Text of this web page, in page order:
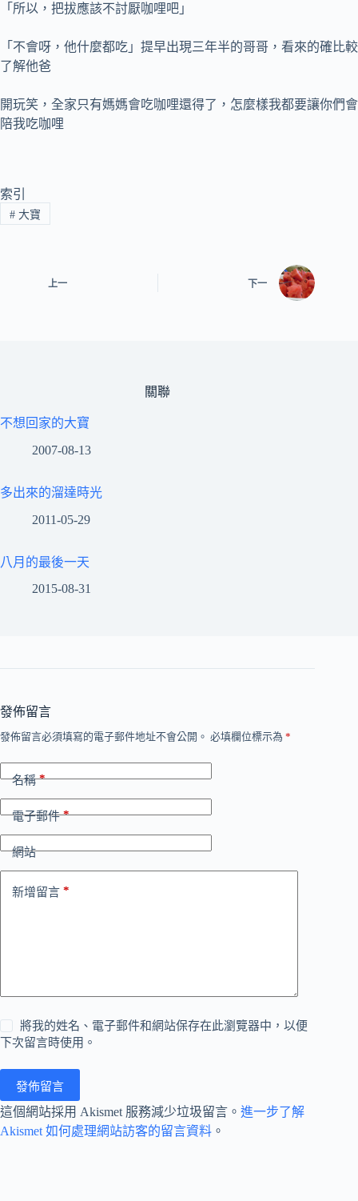
「所以，把拔應該不討厭咖哩吧」
「不會呀，他什麼都吃」提早出現三年半的哥哥，看來的確比較
了解他爸
開玩笑，全家只有媽媽會吃咖哩還得了，怎麼樣我都要讓你們會
陪我吃咖哩
索引
#大寶
上一 下一
關聯
不想回家的大寶
2007-08-13
多出來的溜達時光
2011-05-29
八月的最後一天
2015-08-31
發佈留言
發佈留言必須填寫的電子郵件地址不會公開。 必填欄位標示為 *
名稱*
電子郵件*
網站
新增留言 *
將我的姓名、電子郵件和網站保存在此瀏覽器中，以便
下次留言時使用。
發佈留言
這個網站採用 Akismet 服務減少垃圾留言。 進一步了解
Akismet 如何處理網站訪客的留言資料 。